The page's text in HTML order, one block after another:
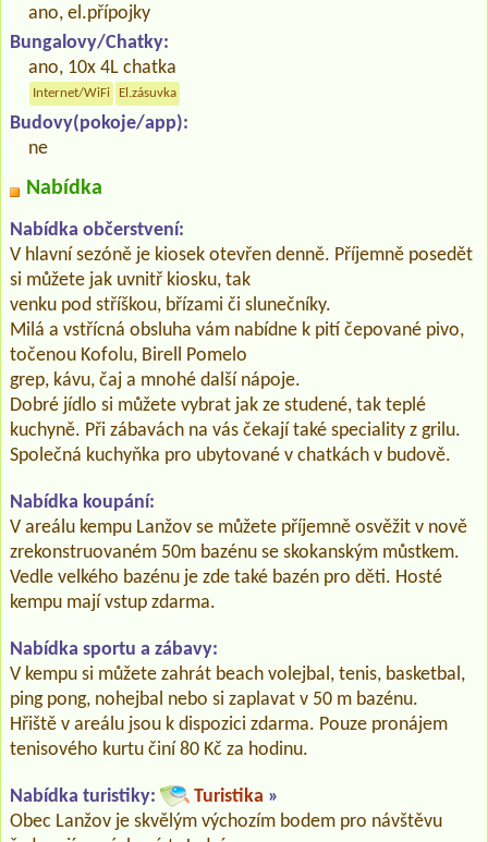
ano, el.přípojky
Bungalovy/Chatky:
ano, 10x 4L chatka
Internet/WiFi El.zásuvka
Budovy(pokoje/app):
ne
Nabídka
Nabídka občerstvení:
V hlavní sezóně je kiosek otevřen denně. Příjemně posedět
si můžete jak uvnitř kiosku, tak
venku pod stříškou, břízami či slunečníky.
Milá a vstřícná obsluha vám nabídne k pití čepované pivo,
točenou Kofolu, Birell Pomelo
grep, kávu, čaj a mnohé další nápoje.
Dobré jídlo si můžete vybrat jak ze studené, tak teplé
kuchyně. Při zábavách na vás čekají také speciality z grilu.
Společná kuchyňka pro ubytované v chatkách v budově.
Nabídka koupání:
V areálu kempu Lanžov se můžete příjemně osvěžit v nově
zrekonstruovaném 50m bazénu se skokanským můstkem.
Vedle velkého bazénu je zde také bazén pro děti. Hosté
kempu mají vstup zdarma.
Nabídka sportu a zábavy:
V kempu si můžete zahrát beach volejbal, tenis, basketbal,
ping pong, nohejbal nebo si zaplavat v 50 m bazénu.
Hřiště v areálu jsou k dispozici zdarma. Pouze pronájem
tenisového kurtu činí 80 Kč za hodinu.
Nabídka turistiky: Turistika »
Obec Lanžov je skvělým výchozím bodem pro návštěvu